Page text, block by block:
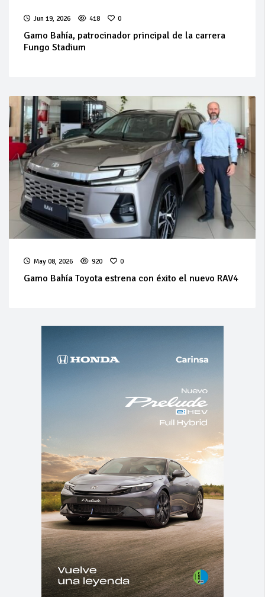
Jun 19, 2026 418 0
Gamo Bahía, patrocinador principal de la carrera
Fungo Stadium
May 08, 2026 920 0
Gamo Bahía Toyota estrena con éxito el nuevo RAV4